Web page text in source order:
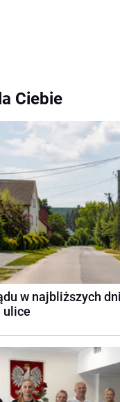
Ciebie
w najbliższych
ulice